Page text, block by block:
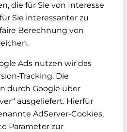
die für Sie von Interesse
Sie interessanter zu
Berechnung von
Ads nutzen wir das
Tracking. Die
durch Google über
ausgeliefert. Hierfür
AdServer-Cookies,
Parameter zur